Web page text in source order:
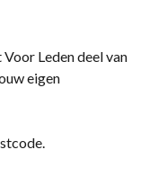
Leden deel van
eigen